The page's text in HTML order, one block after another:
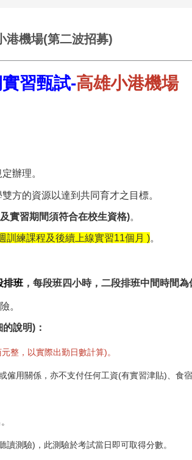
港機場(第二波招募)
習甄試-高雄小港機場
辦理。
方的資源以達到共同育才之目標。
實習期間須符合在校生資格)。
訓練課程及後續上線實習11個月 )。
排班 ，每段班四小時， 二段排班中間時間為
。
說明)：
整， 以實際出勤日數計算)。
僱用關係，亦不支付任何工資(有實習津貼)、 食
讀測驗)，此測驗於考試當日即可取得分數。